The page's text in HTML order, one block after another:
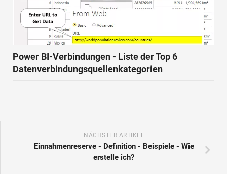
Power BI-Verbindungen - Liste der Top 6
Datenverbindungsquellenkategorien
NÄCHSTER ARTIKEL
Einnahmenreserve - Definition - Beispiele - Wie
erstelle ich?